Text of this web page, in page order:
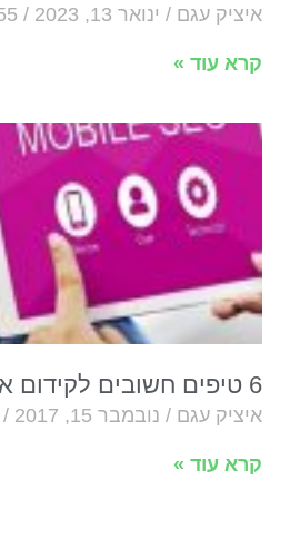
איציק עגם ינואר 13, 2023
קרא עוד »
6 טיפים חשובים לקידום אתרים במובייל
איציק עגם נובמבר 15, 2017
קרא עוד »